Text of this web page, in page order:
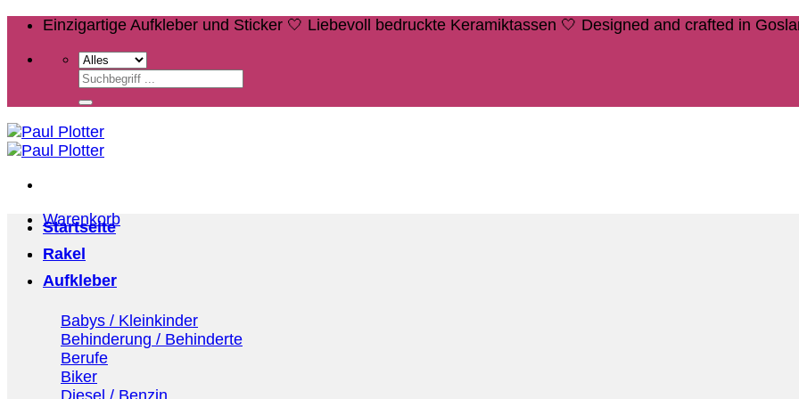
Zum
springen
Einzigartige Aufkleber und Sticker 🤍 Liebevoll bedruckte Keramiktassen 🤍 Designed and crafted in
Suchen
nach:
Warenkorb
Startseite
Rakel
Aufkleber
Babys / Kleinkinder
Behinderung / Behinderte
Berufe
Biker